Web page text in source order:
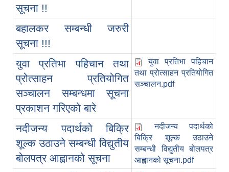
सूचना !!
बहालकर सम्बन्धी जरुरी
सूचना !!!
युवा प्रतिभा पहिचान तथा
प्रोत्साहन प्रतियोगित
सञ्चालन सम्बन्धमा सूचना
प्रकाशन गरिएको बारे
युवा प्रतिभा पहिचान
तथा प्रोत्साहन प्रतियोगित
सञ्चालन.pdf
नदीजन्य पदार्थको बिक्रि
शूल्क उठाउने सम्बन्धी विद्युतीय
बोलपत्र आह्वानको सूचना
नदीजन्य पदार्थको
बिक्रि शूल्क उठाउने
सम्बन्धी विद्युतीय बोलपत्र
आह्वानको सूचना.pdf